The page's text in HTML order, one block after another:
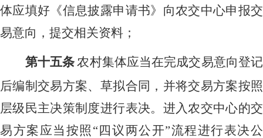
体应填好《信息披露申请书》向农交中心申报交
易意向，提交相关资料；
第十五条农村集体应当在完成交易意向登记
后编制交易方案、草拟合同，并将交易方案按照
层级民主决策制度进行表决。进入农交中心的交
易方案应当按照 “四议两公开”流程进行表决公